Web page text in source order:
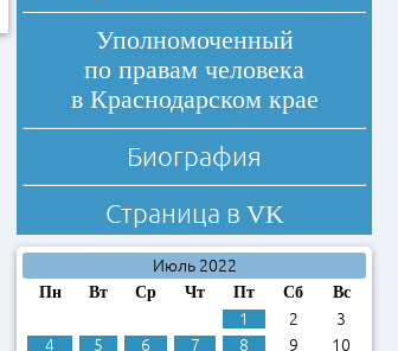
Уполномоченный
по правам человека
в Краснодарском крае
Биография
Страница в VK
Июль 2022
Пн Вт Ср Чт Пт Сб Вс
1 2
3
4
5 6 7 8 9 10